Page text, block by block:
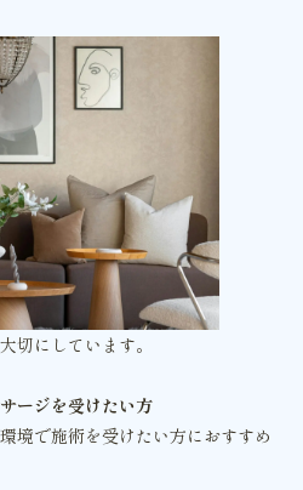
切にしています。
ージを受けたい方
境で施術を受けたい方におすすめ